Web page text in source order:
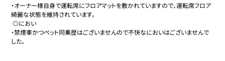
・オーナー様自身で運転席にフロアマットを敷かれていますので、運転席フロア
綺麗な状態を維持されています。
◎におい
・禁煙車かつペット同乗歴はございませんので不快なにおいはございませんで
した。